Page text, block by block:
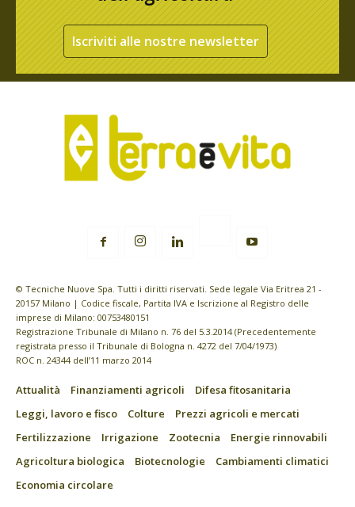
Iscriviti alle nostre newsletter
© Tecniche Nuove Spa. Tutti i diritti riservati. Sede legale Via Eritrea 21 -
20157 Milano | Codice fiscale, Partita IVA e Iscrizione al Registro delle
imprese di Milano: 00753480151
Registrazione Tribunale di Milano n. 76 del 5.3.2014 (Precedentemente
registrata presso il Tribunale di Bologna n. 4272 del 7/04/1973)
ROC n. 24344 dell’11 marzo 2014
Attualità Finanziamenti agricoli
Difesa fitosanitaria
Leggi, lavoro e fisco
Colture
Prezzi agricoli e mercati
Fertilizzazione
Irrigazione Zootecnia
Energie rinnovabili
Agricoltura biologica
Biotecnologie
Cambiamenti climatici
Economia circolare